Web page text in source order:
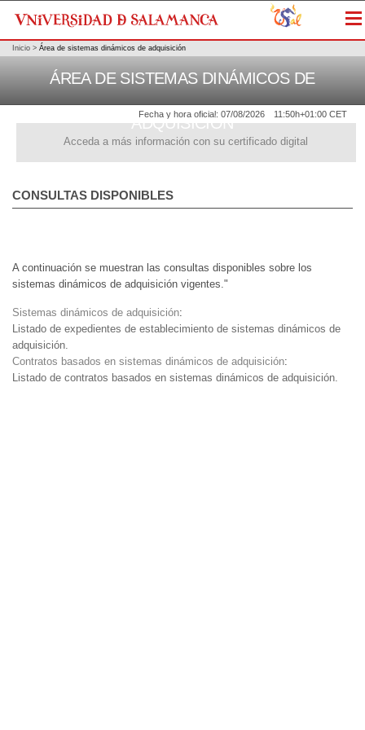
Fecha y hora oficial: 07/08/2026 11:50h+01:00 CET
Acceda a más información con su certificado digital
Inicio > Área de sistemas dinámicos de adquisición
ÁREA DE SISTEMAS DINÁMICOS DE
ADQUISICIÓN
CONSULTAS DISPONIBLES
A continuación se muestran las consultas disponibles sobre los
sistemas dinámicos de adquisición vigentes."
Sistemas dinámicos de adquisición:
Listado de expedientes de establecimiento de sistemas dinámicos de
adquisición.
Contratos basados en sistemas dinámicos de adquisición:
Listado de contratos basados en sistemas dinámicos de adquisición.